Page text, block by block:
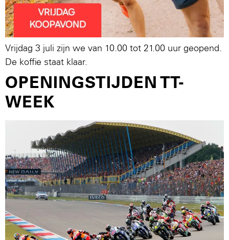
Vrijdag 3 juli zijn we van 10.00 tot 21.00 uur geopend.
De koffie staat klaar.
OPENINGSTIJDEN TT-
WEEK